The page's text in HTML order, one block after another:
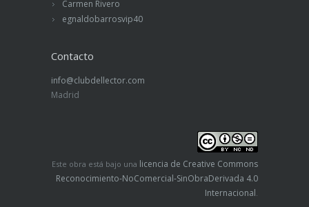
Carmen Rivero
egnaldobarrosvip40
Contacto
info@clubdellector.com
Madrid
Este obra está bajo una licencia de Creative Commons
Reconocimiento-NoComercial-SinObraDerivada 4.0
Internacional